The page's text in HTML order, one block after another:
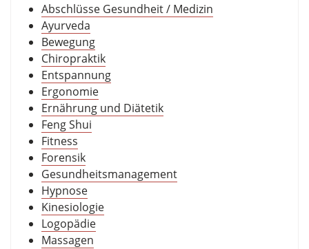
Abschlüsse Gesundheit / Medizin
Ayurveda
Bewegung
Chiropraktik
Entspannung
Ergonomie
Ernährung und Diätetik
Feng Shui
Fitness
Forensik
Gesundheitsmanagement
Hypnose
Kinesiologie
Logopädie
Massagen